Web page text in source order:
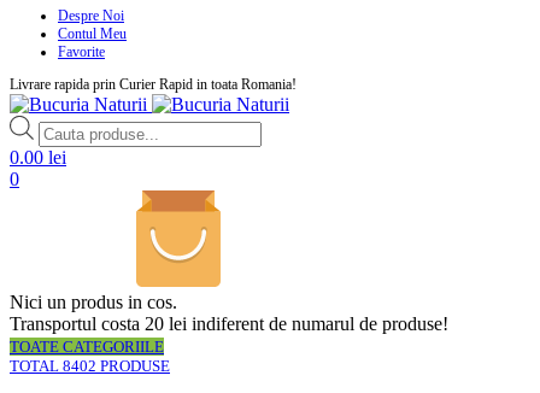
Despre Noi
Contul Meu
Favorite
Livrare rapida prin Curier Rapid in toata Romania!
Products
search
0.00 lei
0
Nici un produs in cos.
Transportul costa 20 lei indiferent de numarul de produse!
TOATE CATEGORIILE
TOTAL 8402 PRODUSE